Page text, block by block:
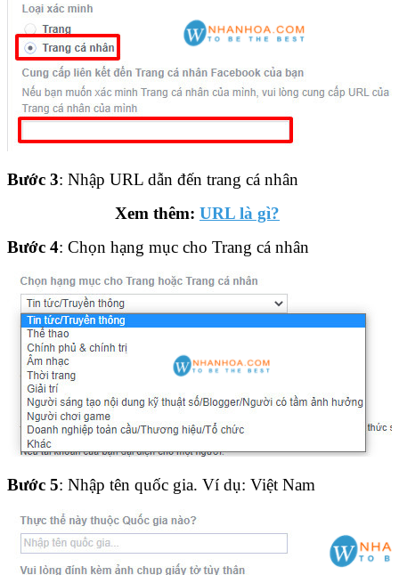
Bước 3: Nhập URL dẫn đến trang cá nhân
Xem thêm: URL là gì?
Bước 4: Chọn hạng mục cho Trang cá nhân
Bước 5: Nhập tên quốc gia. Ví dụ: Việt Nam